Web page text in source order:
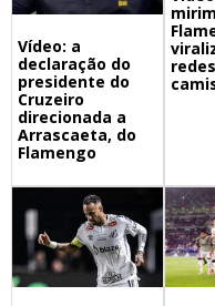
Vídeo: a
declaração do
presidente do
Cruzeiro
direcionada a
Arrascaeta, do
Flamengo